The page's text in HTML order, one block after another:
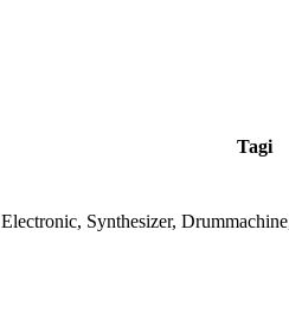
Tagi
Electronic, Synthesizer,